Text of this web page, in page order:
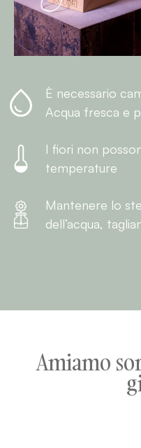
È necessario
Acqua fresca e
I fiori non
temperature
Mantenere lo
dell’acqua,
Amiamo